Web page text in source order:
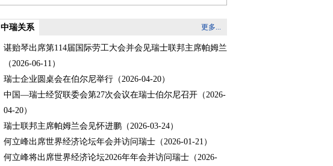
中瑞关系 更多...
谌贻琴出席第114届国际劳工大会并会见瑞士联邦主席帕姆兰
（2026-06-11）
瑞士企业圆桌会在伯尔尼举行 （2026-04-20）
中国—瑞士经贸联委会第27次会议在瑞士伯尔尼召开 （2026-
04-20）
瑞士联邦主席帕姆兰会见怀进鹏 （2026-03-24）
何立峰出席世界经济论坛年会并访问瑞士 （2026-01-21）
何立峰将出席世界经济论坛2026年年会并访问瑞士 （2026-